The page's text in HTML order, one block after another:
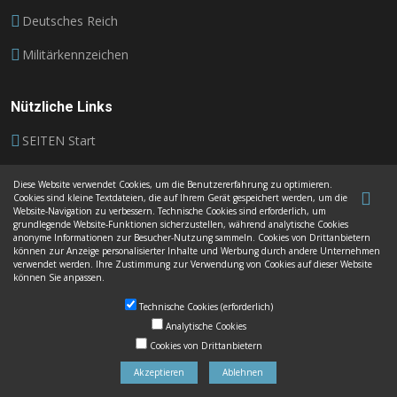
Deutsches Reich
Militärkennzeichen
Nützliche Links
SEITEN Start
Impressum
Datenschutz
AGB
© UrheberrechteAutoschilder Besigheim
Diese Website verwendet Cookies, um die Benutzererfahrung zu optimieren.
Cookies sind kleine Textdateien, die auf Ihrem Gerät gespeichert werden, um die
Website-Navigation zu verbessern. Technische Cookies sind erforderlich, um
grundlegende Website-Funktionen sicherzustellen, während analytische Cookies
anonyme Informationen zur Besucher-Nutzung sammeln. Cookies von Drittanbietern
können zur Anzeige personalisierter Inhalte und Werbung durch andere Unternehmen
verwendet werden. Ihre Zustimmung zur Verwendung von Cookies auf dieser Website
können Sie anpassen.
Technische Cookies (erforderlich)
Analytische Cookies
Cookies von Drittanbietern
Akzeptieren Ablehnen